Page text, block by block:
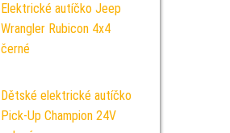
Elektrické autíčko Jeep
Wrangler Rubicon 4x4
černé
Dětské elektrické autíčko
Pick-Up Champion 24V